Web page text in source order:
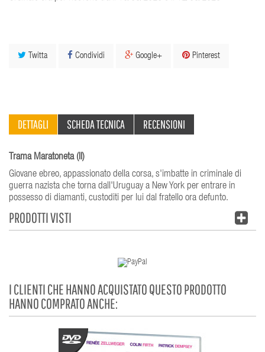
Twitta Condividi Google+ Pinterest
DETTAGLI SCHEDA TECNICA RECENSIONI
Trama Maratoneta (Il)
Giovane ebreo, appassionato della corsa, s'imbatte in criminale di
guerra nazista che torna dall'Uruguay a New York per entrare in
possesso di diamanti, custoditi per lui dal fratello ora defunto.
PRODOTTI VISTI
I CLIENTI CHE HANNO ACQUISTATO QUESTO PRODOTTO
HANNO COMPRATO ANCHE: